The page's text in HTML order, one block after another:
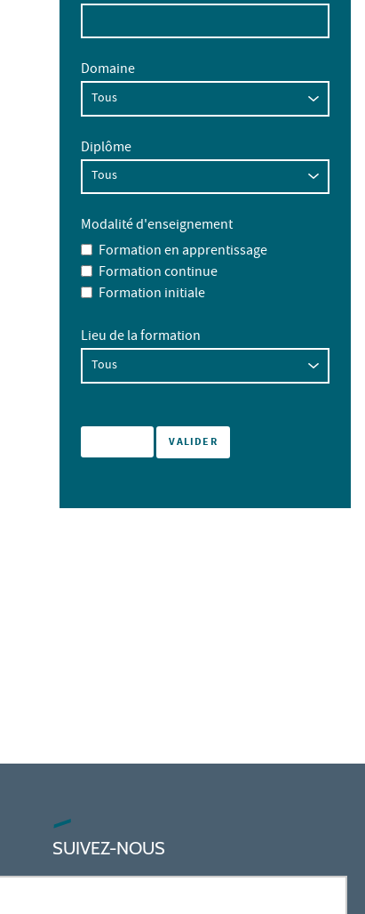
Domaine
Diplôme
Modalité d'enseignement
Formation en apprentissage
Formation continue
Formation initiale
Lieu de la formation
SUIVEZ-NOUS